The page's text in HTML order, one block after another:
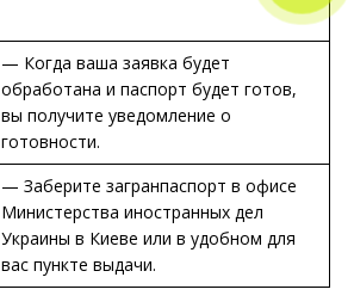
— Когда ваша заявка будет
обработана и паспорт будет готов,
вы получите уведомление о
готовности.
— Заберите загранпаспорт в офисе
Министерства иностранных дел
Украины в Киеве или в удобном для
вас пункте выдачи.